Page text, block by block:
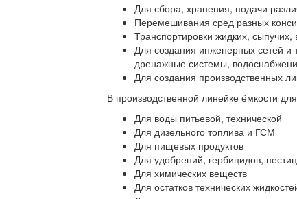
Для сбора, хранения, подачи
Перемешивания сред разных
Транспортировки жидких, сыпучих,
Для создания инженерных сетей и
дренажные системы,
Для создания производственных
В производственной линейке ёмкости
Для воды питьевой, технической
Для дизельного топлива и ГСМ
Для пищевых продуктов
Для удобрений, гербицидов,
Для химических веществ
Для остатков технических